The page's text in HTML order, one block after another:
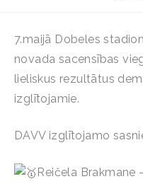
7.maijā Dobeles
novada sacensības
lieliskus rezultātus
izglītojamie.
DAVV izglītojamo
Reičela Brakmane